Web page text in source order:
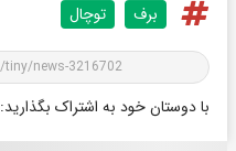
برف توچال
با دوستان خود به اشتراک بگذارید: